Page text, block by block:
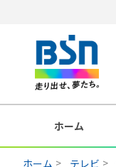
ホーム
ホーム テレビ